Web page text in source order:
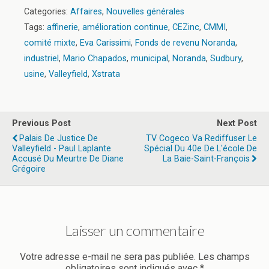
Categories: Affaires, Nouvelles générales
Tags: affinerie, amélioration continue, CEZinc, CMMI ,
comité mixte, Eva Carissimi, Fonds de revenu Noranda,
industriel , Mario Chapados, municipal, Noranda, Sudbury,
usine, Valleyfield, Xstrata
Previous Post
Palais De Justice De
Valleyfield - Paul Laplante
Accusé Du Meurtre De Diane
Grégoire
Next Post
TV Cogeco Va Rediffuser Le
Spécial Du 40e De L'école De
La Baie-Saint-François
Laisser un commentaire
Votre adresse e-mail ne sera pas publiée. Les champs